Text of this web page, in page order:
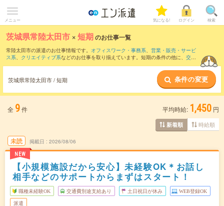
メニュー 気になる! ログイン 検索
茨城県常陸太田市 ×短期のお仕事一覧
常陸太田市の派遣のお仕事情報です。 オフィスワーク・事務系、 営業・販売・サービ
ス系、 クリエイティブ系などのお仕事を取り揃えています。短期の条件の他に、 交通
茨城県常陸太田市 / 短期 条件の変更
全 9件 平均時給: 1,450 円
新着順 時給順
未読
NEW
掲載日 2026/08/06
【小規模施設だから安心】未経験OK＊お話し
相手などのサポートからまずはスタート！
職種未経験OK 交通費別途支給あり 土日祝日が休み WEB登録OK
派遣